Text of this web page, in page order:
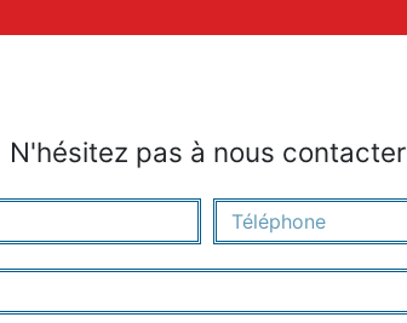
N'hésitez pas à nous contacter